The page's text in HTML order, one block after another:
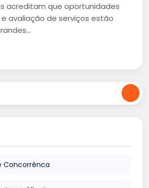
acreditam que oportunidades
avaliação de serviços estão
Concorrênca